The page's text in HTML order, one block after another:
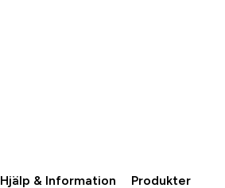
Hjälp & Information Produkter